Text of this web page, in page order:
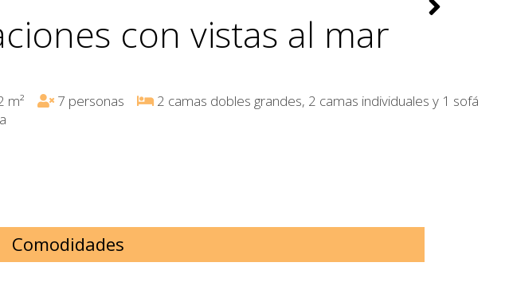
con vistas al mar
m² 7 personas
2 camas dobles grandes, 2 camas individuales y 1 sofá
Comodidades